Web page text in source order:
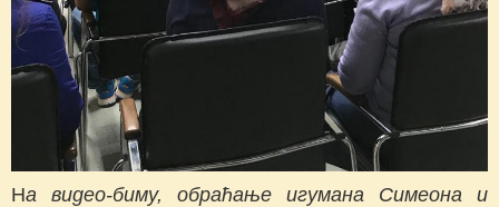
На видео-биму, обраћање игумана Симеона и